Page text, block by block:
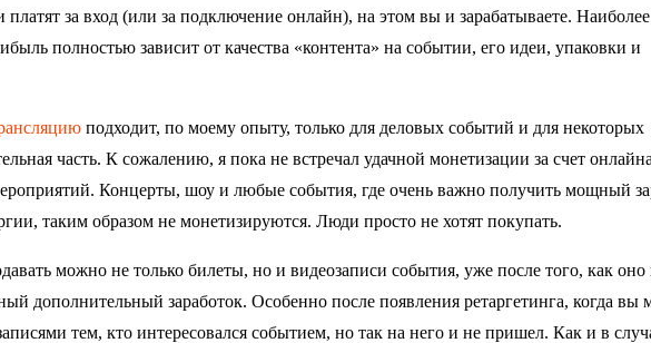
за вход (или за подключение онлайн), на этом вы и зарабатываете. Наиболее
полностью зависит от качества «контента» на событии, его идеи, упаковки и
подходит, по моему опыту, только для деловых событий и для некоторых
часть. К сожалению, я пока не встречал удачной монетизации за счет
Концерты, шоу и любые события, где очень важно получить мощный
таким образом не монетизируются. Люди просто не хотят покупать.
можно не только билеты, но и видеозаписи события, уже после того, как
дополнительный заработок. Особенно после появления ретаргетинга, когда вы
тем, кто интересовался событием, но так на него и не пришел. Как и в